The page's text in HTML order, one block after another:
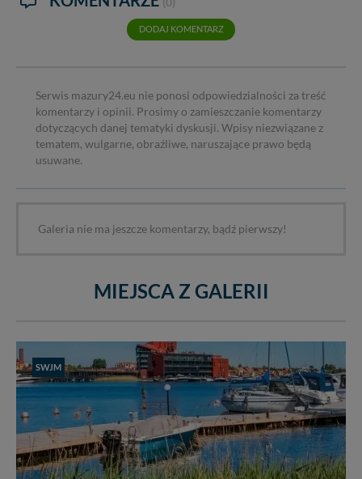
DODAJ KOMENTARZ
Serwis mazury24.eu nie ponosi odpowiedzialności za treść
komentarzy i opinii. Prosimy o zamieszczanie komentarzy
dotyczących danej tematyki dyskusji. Wpisy niezwiązane z
tematem, wulgarne, obraźliwe, naruszające prawo będą
usuwane.
Galeria nie ma jeszcze komentarzy, bądź pierwszy!
MIEJSCA Z GALERII
SWJM
skontaktować się za pośrednictwem tej
zabronić ich przetwarzania. Pamiętaj jednak, że nie
zawsze jest możliwe techniczne zrealizowanie Twoich
praw w odniesieniu do informacji zawartych w plikach
cookies. Twoja przeglądarka umożliwia Ci skasowanie
tych plików - w pewnych przypadkach nie możemy tego